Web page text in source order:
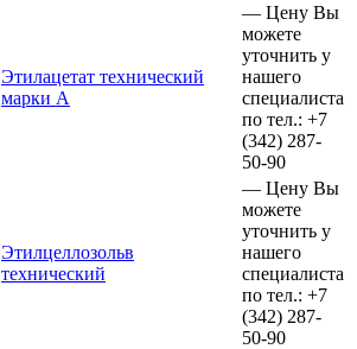
Этилацетат технический
марки А
— Цену Вы
можете
уточнить у
нашего
специалиста
по тел.: +7
(342) 287-
50-90
Этилцеллозольв
технический
— Цену Вы
можете
уточнить у
нашего
специалиста
по тел.: +7
(342) 287-
50-90